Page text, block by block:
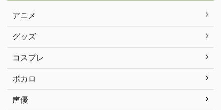
アニメ
グッズ
コスプレ
ボカロ
声優